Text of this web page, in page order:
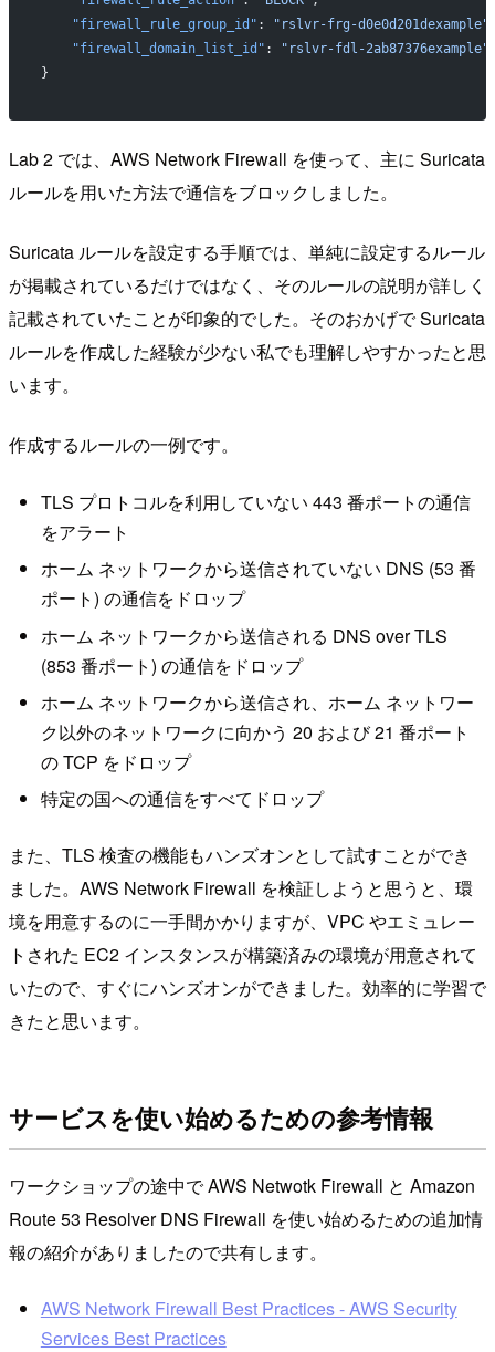
    "firewall_rule_group_id"
: "rslvr-frg-d0e0d201dexample"
    "firewall_domain_list_id"
:
"rslvr-fdl-2ab87376example"
}
Lab 2 では、AWS Network Firewall を使って、主に Suricata
ルールを用いた方法で通信をブロックしました。
Suricata ルールを設定する手順では、単純に設定するルール
が掲載されているだけではなく、そのルールの説明が詳しく
記載されていたことが印象的でした。そのおかげで Suricata
ルールを作成した経験が少ない私でも理解しやすかったと思
います。
作成するルールの一例です。
TLS プロトコルを利用していない 443 番ポートの通信
をアラート
ホーム ネットワークから送信されていない DNS (53 番
ポート) の通信をドロップ
ホーム ネットワークから送信される DNS over TLS
(853 番ポート) の通信をドロップ
ホーム ネットワークから送信され、ホーム ネットワー
ク以外のネットワークに向かう 20 および 21 番ポート
の TCP をドロップ
特定の国への通信をすべてドロップ
また、TLS 検査の機能もハンズオンとして試すことができ
ました。AWS Network Firewall を検証しようと思うと、環
境を用意するのに一手間かかりますが、VPC やエミュレー
トされた EC2 インスタンスが構築済みの環境が用意されて
いたので、すぐにハンズオンができました。効率的に学習で
きたと思います。
サービスを使い始めるための参考情報
ワークショップの途中で AWS Netwotk Firewall と Amazon
Route 53 Resolver DNS Firewall を使い始めるための追加情
報の紹介がありましたので共有します。
AWS Network Firewall Best Practices - AWS Security
Services Best Practices